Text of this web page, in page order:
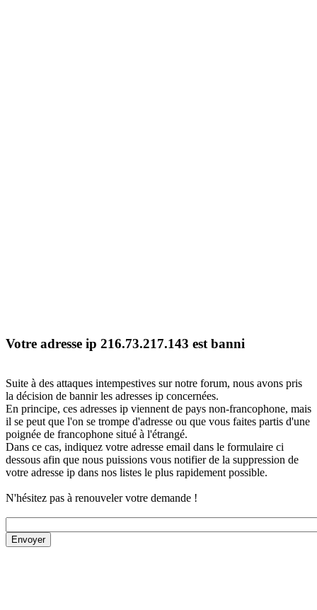
Votre adresse ip 216.73.217.143 est banni
Suite à des attaques intempestives sur notre forum, nous avons pris
la décision de bannir les adresses ip concernées.
En principe, ces adresses ip viennent de pays non-francophone, mais
il se peut que l'on se trompe d'adresse ou que vous faites partis d'une
poignée de francophone situé à l'étrangé.
Dans ce cas, indiquez votre adresse email dans le formulaire ci
dessous afin que nous puissions vous notifier de la suppression de
votre adresse ip dans nos listes le plus rapidement possible.
N'hésitez pas à renouveler votre demande !